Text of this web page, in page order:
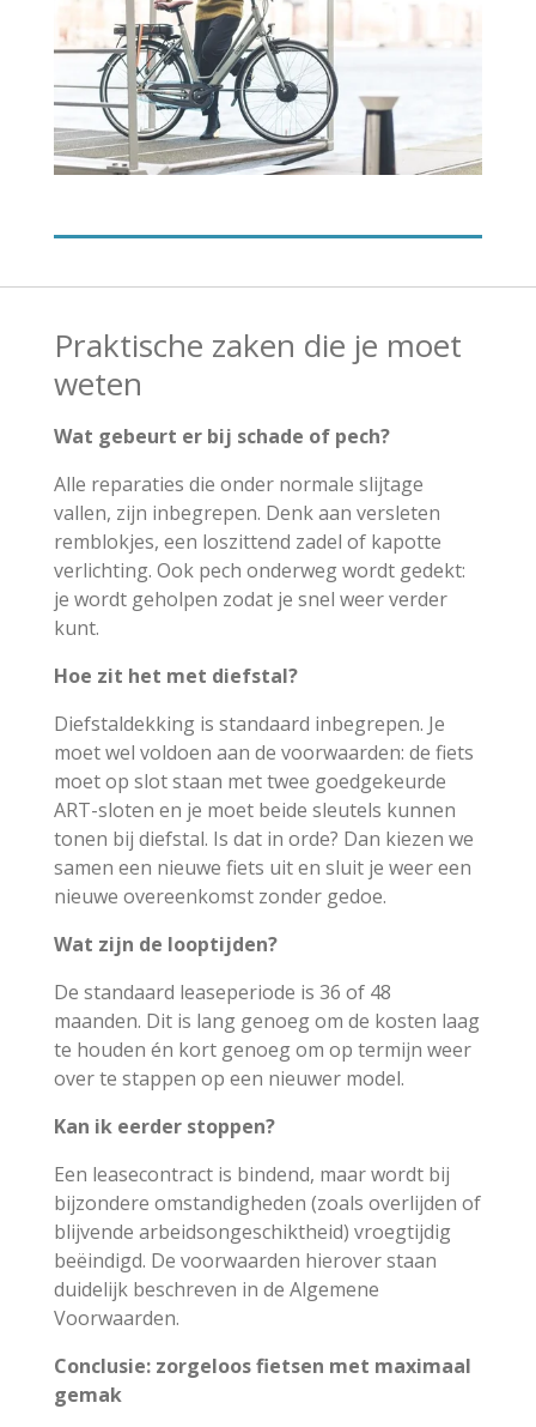
Praktische zaken die je moet
weten
Wat gebeurt er bij schade of pech?
Alle reparaties die onder normale slijtage
vallen, zijn inbegrepen. Denk aan versleten
remblokjes, een loszittend zadel of kapotte
verlichting. Ook pech onderweg wordt gedekt:
je wordt geholpen zodat je snel weer verder
kunt.
Hoe zit het met diefstal?
Diefstaldekking is standaard inbegrepen. Je
moet wel voldoen aan de voorwaarden: de fiets
moet op slot staan met twee goedgekeurde
ART-sloten en je moet beide sleutels kunnen
tonen bij diefstal. Is dat in orde? Dan kiezen we
samen een nieuwe fiets uit en sluit je weer een
nieuwe overeenkomst zonder gedoe.
Wat zijn de looptijden?
De standaard leaseperiode is 36 of 48
maanden. Dit is lang genoeg om de kosten laag
te houden én kort genoeg om op termijn weer
over te stappen op een nieuwer model.
Kan ik eerder stoppen?
Een leasecontract is bindend, maar wordt bij
bijzondere omstandigheden (zoals overlijden of
blijvende arbeidsongeschiktheid) vroegtijdig
beëindigd. De voorwaarden hierover staan
duidelijk beschreven in de Algemene
Voorwaarden.
Conclusie: zorgeloos fietsen met maximaal
gemak